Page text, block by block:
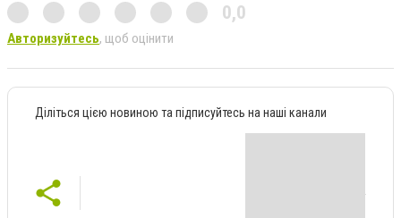
0,0
Авторизуйтесь, щоб оцінити
Діліться цією новиною та підписуйтесь на наші канали